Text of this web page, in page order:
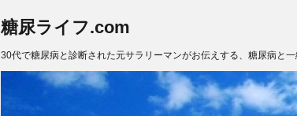
糖尿ライフ.com
30代で糖尿病と診断された元サラリーマンがお伝えする、糖尿病と